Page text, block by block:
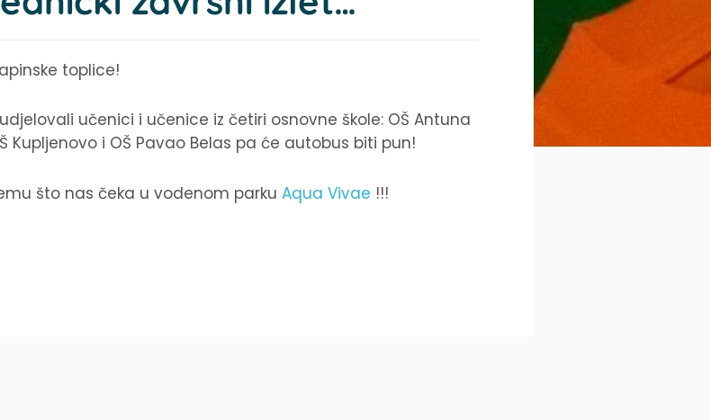
toplice!
učenici i učenice iz četiri osnovne škole: OŠ Antuna
Kupljenovo i OŠ Pavao Belas pa će autobus biti pun!
što nas čeka u vodenom parku Aqua Vivae !!!